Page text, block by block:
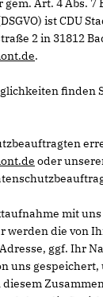
Art. 4 Abs. 7
ist CDU
2 in 31812
.
finden
oder
mit
werden die von
ggf. Ihr
uns gespeichert,